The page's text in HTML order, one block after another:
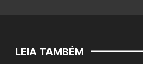
LEIA TAMBÉM